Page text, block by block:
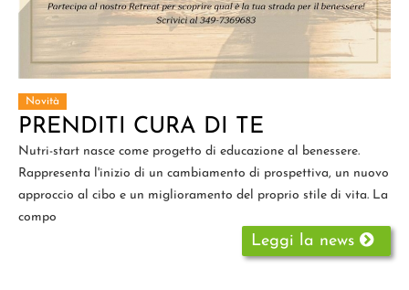
Novità
PRENDITI CURA DI TE
Nutri-start nasce come progetto di educazione al benessere.
Rappresenta l'inizio di un cambiamento di prospettiva, un nuovo
approccio al cibo e un miglioramento del proprio stile di vita. La
compo
Leggi la news